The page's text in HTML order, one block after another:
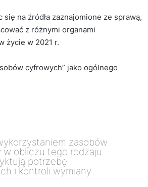
na źródła zaznajomione ze sprawą,
z różnymi organami
życie w 2021 r.
cyfrowych” jako ogólnego
zasobów
obliczu tego rodzaju
potrzebę
i kontroli wymiany